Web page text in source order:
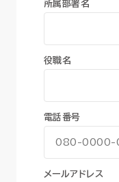
所属部署名
役職名
電話番号
メールアドレス